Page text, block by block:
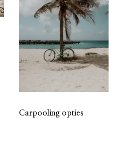
Carpooling opties